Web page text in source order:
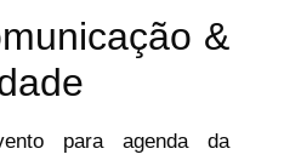
&
para agenda da